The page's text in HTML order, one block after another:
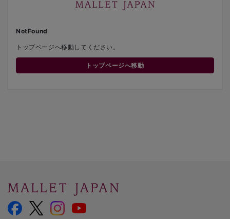
NotFound
トップページへ移動してください。
トップページへ移動